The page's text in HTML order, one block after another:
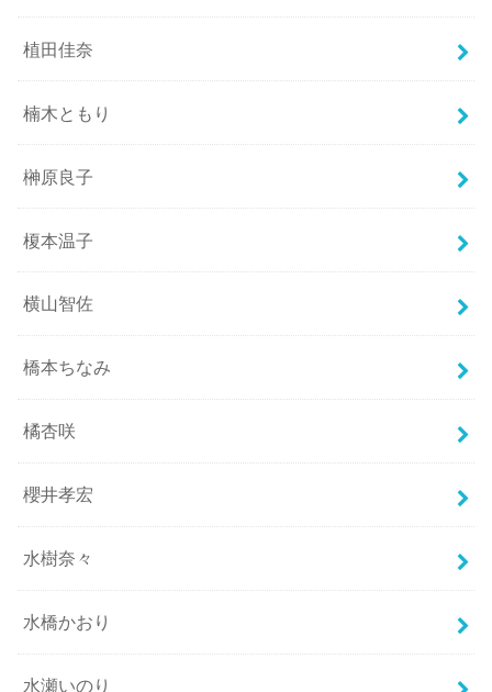
植田佳奈
楠木ともり
榊原良子
榎本温子
横山智佐
橋本ちなみ
橘杏咲
櫻井孝宏
水樹奈々
水橋かおり
水瀬いのり